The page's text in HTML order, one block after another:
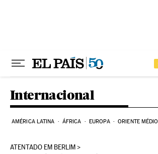
Internacional
AMÉRICA LATINA ÁFRICA EUROPA ORIENTE MÉDIO
ATENTADO EM BERLIM